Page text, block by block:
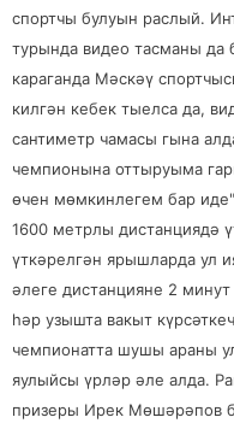
спортчы булуын раслый.
турында видео тасманы да
караганда Мәскәү
килгән кебек тыелса да,
сантиметр чамасы гына
чемпионына оттыруыма
өчен мөмкинлегем бар
1600 метрлы дистанциядә
үткәрелгән ярышларда ул
әлеге дистанцияне 2
һәр узышта вакыт
чемпионатта шушы араны
яулыйсы үрләр әле алда.
призеры Ирек Мөшәрәпов